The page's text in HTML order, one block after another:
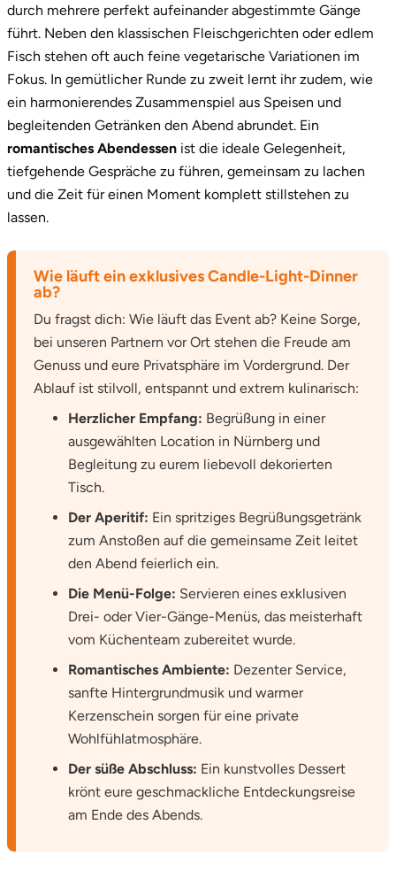
durch mehrere perfekt aufeinander abgestimmte Gänge
führt. Neben den klassischen Fleischgerichten oder edlem
Fisch stehen oft auch feine vegetarische Variationen im
Fokus. In gemütlicher Runde zu zweit lernt ihr zudem, wie
ein harmonierendes Zusammenspiel aus Speisen und
begleitenden Getränken den Abend abrundet. Ein
romantisches Abendessen ist die ideale Gelegenheit,
tiefgehende Gespräche zu führen, gemeinsam zu lachen
und die Zeit für einen Moment komplett stillstehen zu
lassen.
Wie läuft ein exklusives Candle-Light-Dinner
ab?
Du fragst dich: Wie läuft das Event ab? Keine Sorge,
bei unseren Partnern vor Ort stehen die Freude am
Genuss und eure Privatsphäre im Vordergrund. Der
Ablauf ist stilvoll, entspannt und extrem kulinarisch:
Herzlicher Empfang: Begrüßung in einer
ausgewählten Location in Nürnberg und
Begleitung zu eurem liebevoll dekorierten
Tisch.
Der Aperitif: Ein spritziges Begrüßungsgetränk
zum Anstoßen auf die gemeinsame Zeit leitet
den Abend feierlich ein.
Die Menü-Folge: Servieren eines exklusiven
Drei- oder Vier-Gänge-Menüs, das meisterhaft
vom Küchenteam zubereitet wurde.
Romantisches Ambiente: Dezenter Service,
sanfte Hintergrundmusik und warmer
Kerzenschein sorgen für eine private
Wohlfühlatmosphäre.
Der süße Abschluss: Ein kunstvolles Dessert
krönt eure geschmackliche Entdeckungsreise
am Ende des Abends.
Stettiner Haff
Stormarn
Straubing
Stuttgart
Sulz am Neckar
Tannheimer Tal
Tegernsee
Uckermark
Viersen
Villingen Schwenningen
Vorpommern-Greifswald